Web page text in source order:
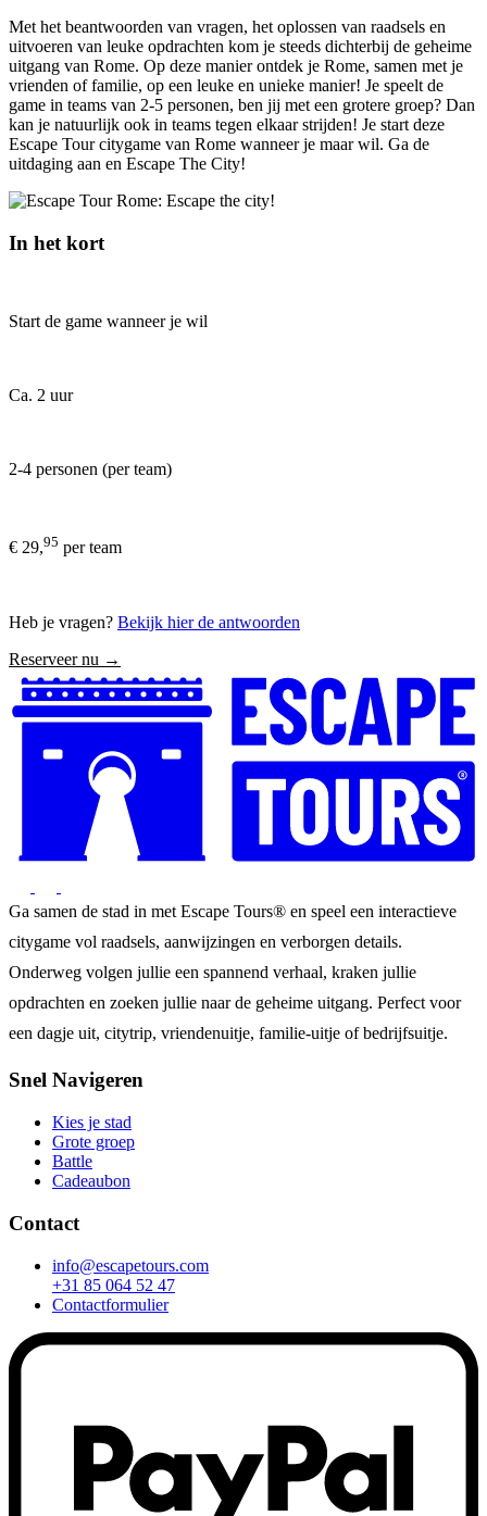
Met het beantwoorden van vragen, het oplossen van raadsels en
uitvoeren van leuke opdrachten kom je steeds dichterbij de geheime
uitgang van Rome. Op deze manier ontdek je Rome, samen met je
vrienden of familie, op een leuke en unieke manier! Je speelt de
game in teams van 2-5 personen, ben jij met een grotere groep? Dan
kan je natuurlijk ook in teams tegen elkaar strijden! Je start deze
Escape Tour citygame van Rome wanneer je maar wil. Ga de
uitdaging aan en Escape The City!
In het kort
Start de game wanneer je wil
Ca. 2 uur
2-4 personen (per team)
€ 29,95 per team
Heb je vragen? Bekijk hier de antwoorden
Reserveer nu →
Ga samen de stad in met Escape Tours® en speel een interactieve
citygame vol raadsels, aanwijzingen en verborgen details.
Onderweg volgen jullie een spannend verhaal, kraken jullie
opdrachten en zoeken jullie naar de geheime uitgang. Perfect voor
een dagje uit, citytrip, vriendenuitje, familie-uitje of bedrijfsuitje.
Snel Navigeren
Kies je stad
Grote groep
Battle
Cadeaubon
Contact
info@escapetours.com
+31 85 064 52 47
Contactformulier